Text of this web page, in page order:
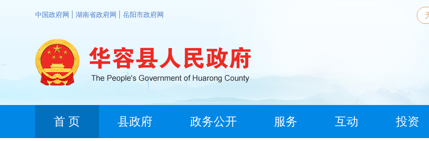
中国政府网 湖南省政府网 岳阳市政府网
首 页 县政府 政务公开 服务 互动 投资